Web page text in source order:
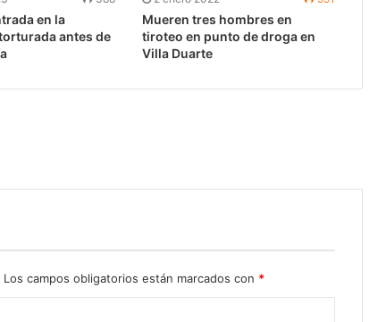
en la
antes de
Mueren tres hombres en
tiroteo en punto de droga en
Villa Duarte
Los campos obligatorios están marcados con *